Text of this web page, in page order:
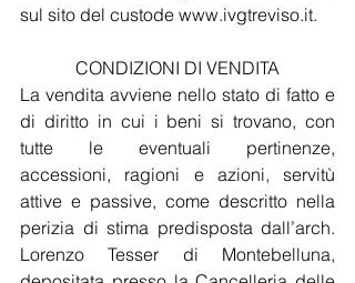
sul sito del custode www.ivgtreviso.it.
CONDIZIONI DI VENDITA
La vendita avviene nello stato di fatto e
di diritto in cui i beni si trovano, con
tutte le eventuali pertinenze,
accessioni, ragioni e azioni, servitù
attive e passive, come descritto nella
perizia di stima predisposta dall’arch.
Lorenzo Tesser di Montebelluna,